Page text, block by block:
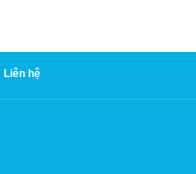
Liên hệ